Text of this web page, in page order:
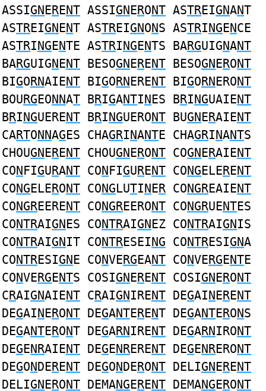
ASSIGNERENT ASSIGNERONT ASTREIGNANT
ASTREIGNENT ASTREIGNONS ASTRINGENCE
ASTRINGENTE ASTRINGENTS BARGUIGNANT
BARGUIGNENT BESOGNERENT BESOGNERONT
BIGORNAIENT BIGORNERENT BIGORNERONT
BOURGEONNAT BRIGANTINES BRINGUAIENT
BRINGUERENT BRINGUERONT BUGNERAIENT
CARTONNAGES CHAGRINANTE CHAGRINANTS
CHOUGNERENT CHOUGNERONT COGNERAIENT
CONFIGURANT CONFIGURENT CONGELERENT
CONGELERONT CONGLUTINER CONGREAIENT
CONGREERENT CONGREERONT CONGRUENTES
CONTRAIGNES CONTRAIGNEZ CONTRAIGNIS
CONTRAIGNIT CONTRESEING CONTRESIGNA
CONTRESIGNE CONVERGEANT CONVERGENTE
CONVERGENTS COSIGNERENT COSIGNERONT
CRAIGNAIENT CRAIGNIRENT DEGAINERENT
DEGAINERONT DEGANTERENT DEGANTERONS
DEGANTERONT DEGARNIRENT DEGARNIRONT
DEGENRAIENT DEGENRERENT DEGENRERONT
DEGONDERENT DEGONDERONT DELIGNERENT
DELIGNERONT DEMANGERENT DEMANGERONT